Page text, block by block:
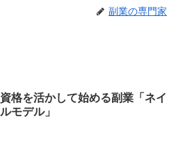
副業の専門家
資格を活かして始める副業「ネイ
ルモデル」